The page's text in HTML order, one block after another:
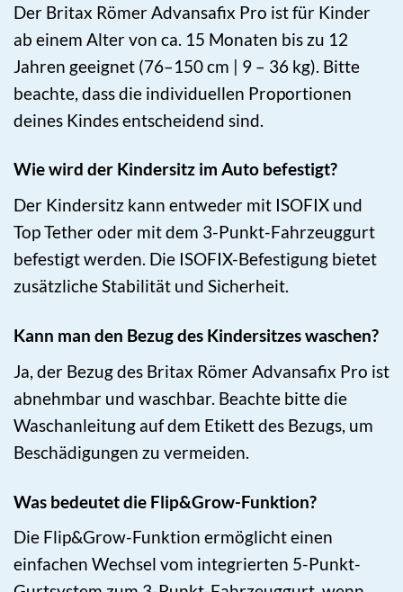
Der Britax Römer Advansafix Pro ist für Kinder
ab einem Alter von ca. 15 Monaten bis zu 12
Jahren geeignet (76–150 cm | 9 – 36 kg). Bitte
beachte, dass die individuellen Proportionen
deines Kindes entscheidend sind.
Wie wird der Kindersitz im Auto befestigt?
Der Kindersitz kann entweder mit ISOFIX und
Top Tether oder mit dem 3-Punkt-Fahrzeuggurt
befestigt werden. Die ISOFIX-Befestigung bietet
zusätzliche Stabilität und Sicherheit.
Kann man den Bezug des Kindersitzes waschen?
Ja, der Bezug des Britax Römer Advansafix Pro ist
abnehmbar und waschbar. Beachte bitte die
Waschanleitung auf dem Etikett des Bezugs, um
Beschädigungen zu vermeiden.
Was bedeutet die Flip&Grow-Funktion?
Die Flip&Grow-Funktion ermöglicht einen
einfachen Wechsel vom integrierten 5-Punkt-